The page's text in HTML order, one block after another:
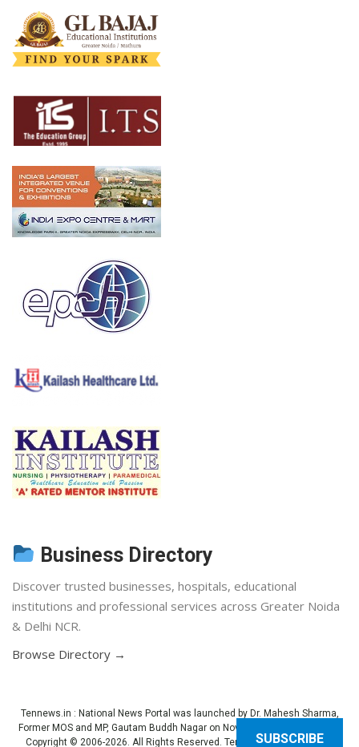
Business Directory
Discover trusted businesses, hospitals, educational
institutions and professional services across Greater Noida
& Delhi NCR.
Browse Directory →
Tennews.in : National News Portal was launched by Dr. Mahesh Sharma,
Former MOS and MP, Gautam Buddh Nagar on November 3, 2013 (Diwali).
Copyright © 2006-2026. All Rights Reserved. Ten News.Terms of use
SUBSCRIBE